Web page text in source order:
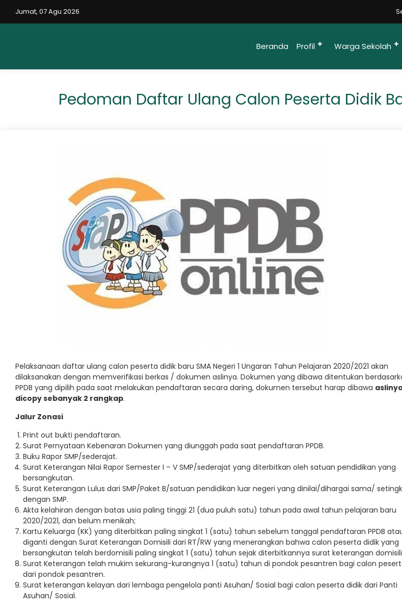
Jumat, 07 Agu 2026
Beranda Profil Warga Sekolah
Pedoman Daftar Ulang Calon Peserta Didik
Pelaksanaan daftar ulang calon peserta didik baru SMA Negeri 1 Ungaran Tahun Pelajaran 2020/2021 akan
dilaksanakan dengan memverifikasi berkas / dokumen aslinya. Dokumen yang dibawa ditentukan
PPDB yang dipilih pada saat melakukan pendaftaran secara daring, dokumen tersebut harap dibawa
dicopy sebanyak 2 rangkap.
Jalur Zonasi
Print out bukti pendaftaran.
Surat Pernyataan Kebenaran Dokumen yang diunggah pada saat pendaftaran PPDB.
Buku Rapor SMP/sederajat.
Surat Keterangan Nilai Rapor Semester I – V SMP/sederajat yang diterbitkan oleh satuan pendidikan yang
bersangkutan.
Surat Keterangan Lulus dari SMP/Paket B/satuan pendidikan luar negeri yang dinilai/dihargai sama/
dengan SMP.
Akta kelahiran dengan batas usia paling tinggi 21 (dua puluh satu) tahun pada awal tahun pelajaran baru
2020/2021, dan belum menikah;
Kartu Keluarga (KK) yang diterbitkan paling singkat 1 (satu) tahun sebelum tanggal pendaftaran PPDB
diganti dengan Surat Keterangan Domisili dari RT/RW yang menerangkan bahwa calon peserta didik yang
bersangkutan telah berdomisili paling singkat 1 (satu) tahun sejak diterbitkannya surat keterangan
Surat Keterangan telah mukim sekurang-kurangnya 1 (satu) tahun di pondok pesantren bagi calon
dari pondok pesantren.
Surat keterangan kelayan dari lembaga pengelola panti Asuhan/ Sosial bagi calon peserta didik dari Panti
Asuhan/ Sosial.